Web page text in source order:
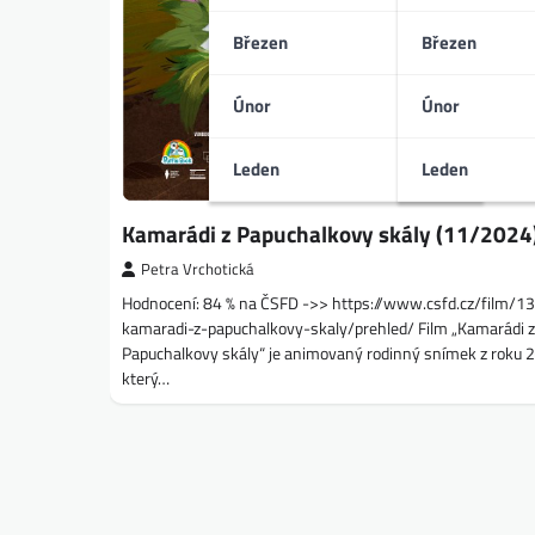
Březen
Únor
Leden
Březen
Únor
Leden
Kamarádi z Papuchalkovy skály (11/
Petra Vrchotická
Hodnocení: 84 % na ČSFD ->> https://www.csfd.cz/film/
kamaradi-z-papuchalkovy-skaly/prehled/ Film „Kamarádi z
Papuchalkovy skály“ je animovaný rodinný snímek z roku
který…